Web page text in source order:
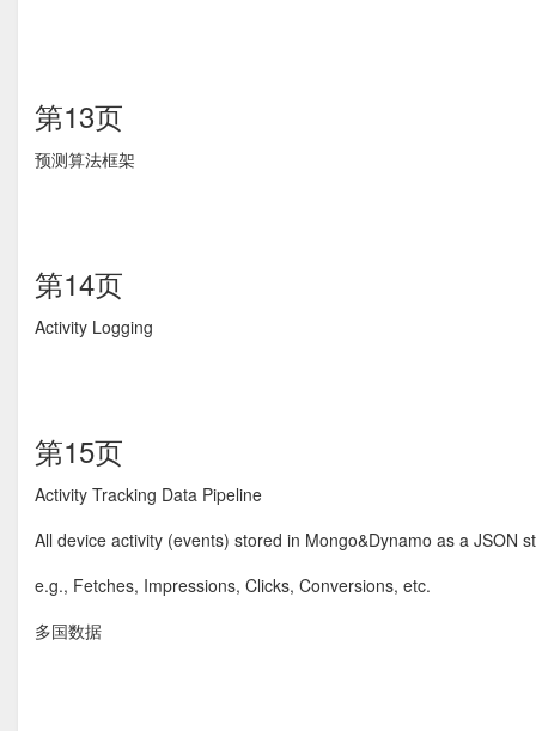
第13页
预测算法框架
第14页
Activity Logging
第15页
Activity Tracking Data Pipeline
All device activity (events) stored in Mongo&Dynamo as a JSON
e.g., Fetches, Impressions, Clicks, Conversions, etc.
多国数据